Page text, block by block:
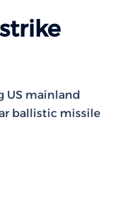
US mainland
ballistic missile